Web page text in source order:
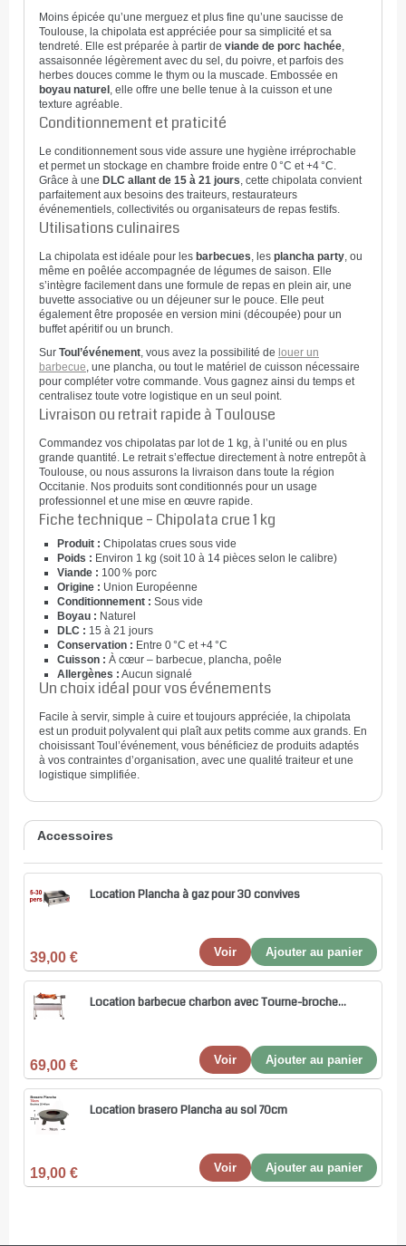
Moins épicée qu’une merguez et plus fine qu’une saucisse de
Toulouse, la chipolata est appréciée pour sa simplicité et sa
tendreté. Elle est préparée à partir de viande de porc hachée,
assaisonnée légèrement avec du sel, du poivre, et parfois des
herbes douces comme le thym ou la muscade. Embossée en
boyau naturel , elle offre une belle tenue à la cuisson et une
texture agréable.
Conditionnement et praticité
Le conditionnement sous vide assure une hygiène irréprochable
et permet un stockage en chambre froide entre 0 °C et +4 °C.
Grâce à une DLC allant de 15 à 21 jours, cette chipolata convient
parfaitement aux besoins des traiteurs, restaurateurs
événementiels, collectivités ou organisateurs de repas festifs.
Utilisations culinaires
La chipolata est idéale pour les barbecues, les plancha party, ou
même en poêlée accompagnée de légumes de saison. Elle
s’intègre facilement dans une formule de repas en plein air, une
buvette associative ou un déjeuner sur le pouce. Elle peut
également être proposée en version mini (découpée) pour un
buffet apéritif ou un brunch.
Sur Toul’événement, vous avez la possibilité de louer un
barbecue, une plancha, ou tout le matériel de cuisson nécessaire
pour compléter votre commande. Vous gagnez ainsi du temps et
centralisez toute votre logistique en un seul point.
Livraison ou retrait rapide à Toulouse
Commandez vos chipolatas par lot de 1 kg, à l’unité ou en plus
grande quantité. Le retrait s’effectue directement à notre entrepôt à
Toulouse, ou nous assurons la livraison dans toute la région
Occitanie. Nos produits sont conditionnés pour un usage
professionnel et une mise en œuvre rapide.
Fiche technique – Chipolata crue 1 kg
Produit : Chipolatas crues sous vide
Poids : Environ 1 kg (soit 10 à 14 pièces selon le calibre)
Viande : 100 % porc
Origine : Union Européenne
Conditionnement : Sous vide
Boyau : Naturel
DLC : 15 à 21 jours
Conservation : Entre 0 °C et +4 °C
Cuisson : À cœur – barbecue, plancha, poêle
Allergènes : Aucun signalé
Un choix idéal pour vos événements
Facile à servir, simple à cuire et toujours appréciée, la chipolata
est un produit polyvalent qui plaît aux petits comme aux grands. En
choisissant Toul’événement, vous bénéficiez de produits adaptés
à vos contraintes d’organisation, avec une qualité traiteur et une
logistique simplifiée.
Accessoires
Location Plancha à gaz pour 30 convives
39,00 € Ajouter au panier
Voir
Location barbecue charbon avec Tourne-broche...
69,00 € Ajouter au panier
Voir
Location brasero Plancha au sol 70cm
19,00 € Ajouter au panier
Voir